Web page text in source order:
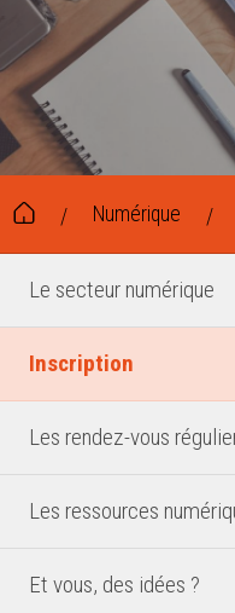
/ Numérique /
Le secteur numérique
Inscription
Les rendez-vous
Les ressources
Et vous, des idées ?